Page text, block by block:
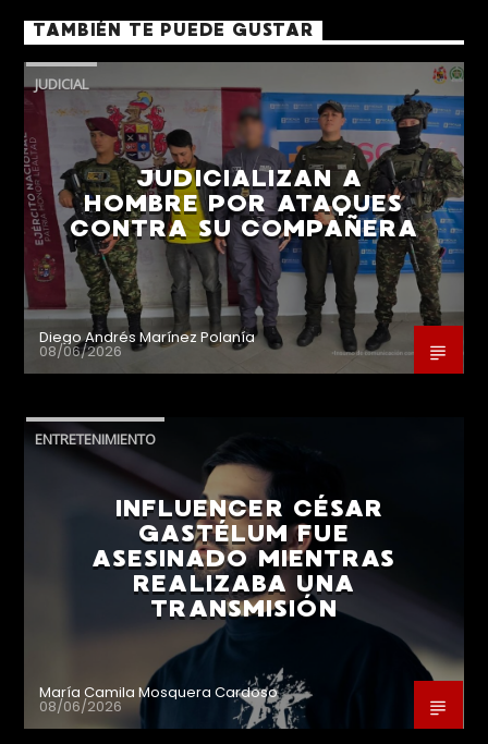
TAMBIÉN TE PUEDE GUSTAR
JUDICIAL
JUDICIALIZAN A
HOMBRE POR ATAQUES
CONTRA SU COMPAÑERA
Diego Andrés Marínez Polanía
08/06/2026
ENTRETENIMIENTO
INFLUENCER CÉSAR
GASTÉLUM FUE
ASESINADO MIENTRAS
REALIZABA UNA
TRANSMISIÓN
María Camila Mosquera Cardoso
08/06/2026